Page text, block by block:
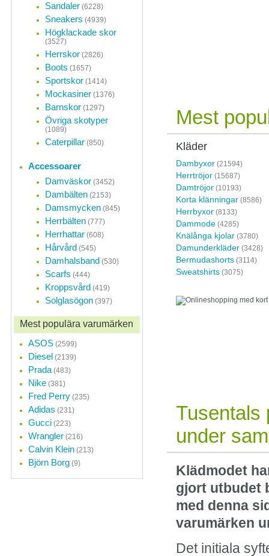
Mest
Kläder
Dambyxor (21594)
Herrtröjor (15687)
Damtröjor (10193)
Korta klänningar (8586)
Herrbyxor (8133)
Dammode (4285)
Knälånga kjolar (3780)
Damunderkläder (3428)
Bermudashorts (3114)
Sweatshirts (3075)
Tusentals
under
Klädmodet
gjort utbudet
med denna
varumärken
Det initiala
Sandaler (6228)
Sneakers (4939)
Högklackade skor
(3527)
Herrskor (2826)
Boots (1657)
Sportskor (1414)
Mockasiner (1376)
Barnskor (1297)
Övriga skotyper
(1089)
Caterpillar (850)
Accessoarer
Damväskor (3452)
Dambälten (2153)
Damsmycken (845)
Herrbälten (777)
Herrhattar (608)
Hårvård (545)
Damhalsband (530)
Scarfs (444)
Kroppsvård (419)
Solglasögon (397)
Mest populära varumärken
ASOS (2599)
Diesel (2139)
Prada (483)
Nike (381)
Fred Perry (235)
Adidas (231)
Gucci (223)
Wrangler (216)
Calvin Klein (213)
Björn Borg (9)